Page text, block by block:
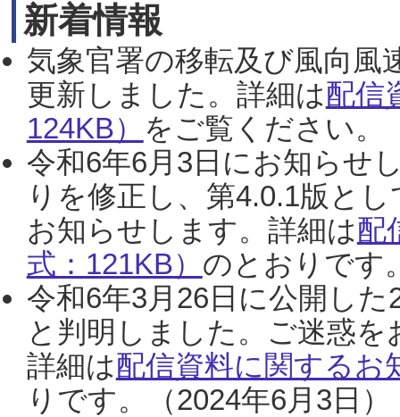
新着情報
気象官署の移転及び風向風
更新しました。詳細は配信
124KB） をご覧ください。
令和6年6月3日にお知らせ
りを修正し、第4.0.1版と
お知らせします。詳細は配
式：121KB） のとおりです
令和6年3月26日に公開し
と判明しました。ご迷惑
詳細は配信資料に関するお
りです。（2024年6月3日）